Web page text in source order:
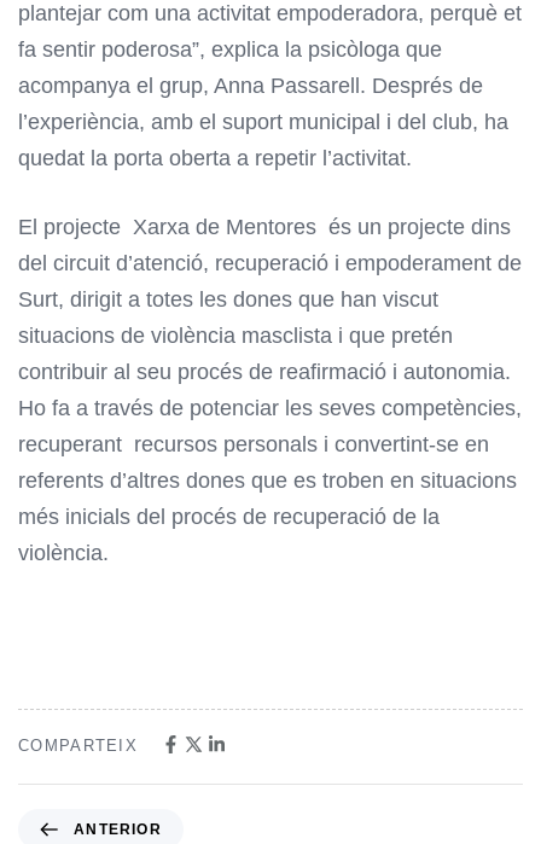
plantejar com una activitat empoderadora, perquè et
fa sentir poderosa”, explica la psicòloga que
acompanya el grup, Anna Passarell. Després de
l’experiència, amb el suport municipal i del club, ha
quedat la porta oberta a repetir l’activitat.
El projecte Xarxa de Mentores és un projecte dins
del circuit d’atenció, recuperació i empoderament de
Surt, dirigit a totes les dones que han viscut
situacions de violència masclista i que pretén
contribuir al seu procés de reafirmació i autonomia.
Ho fa a través de potenciar les seves competències,
recuperant recursos personals i convertint-se en
referents d’altres dones que es troben en situacions
més inicials del procés de recuperació de la
violència.
COMPARTEIX
ANTERIOR